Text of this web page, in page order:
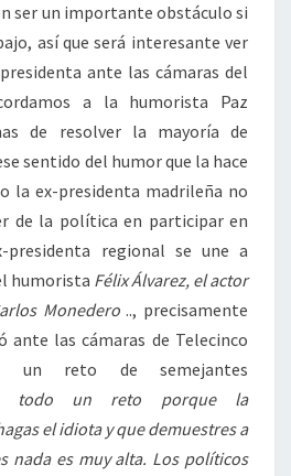
ser un importante obstáculo si
así que será interesante ver
ante las cámaras del
a la humorista Paz
de resolver la mayoría de
sentido del humor que la hace
ex-presidenta madrileña no
de la política en participar en
presidenta regional se une a
humorista Félix Álvarez, el actor
Monedero.., precisamente
las cámaras de Telecinco
un reto de semejantes
todo un reto porque la
el idiota y que demuestres a
nada es muy alta. Los políticos